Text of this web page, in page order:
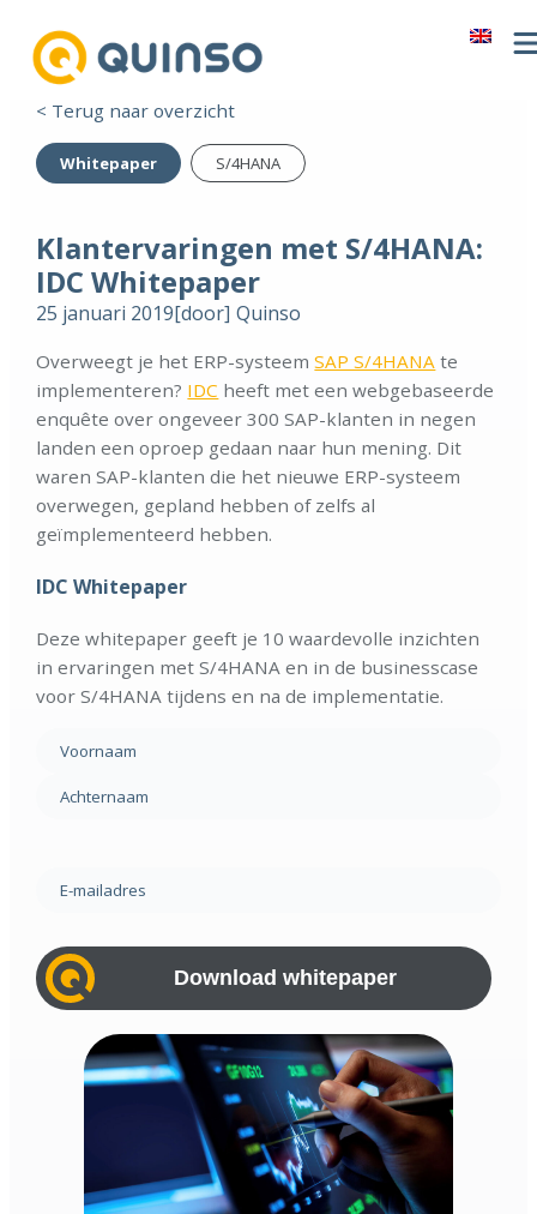
< Terug naar overzicht
Whitepaper S/4HANA
Klantervaringen met S/4HANA:
IDC Whitepaper
25 januari 2019[door] Quinso
Overweegt je het ERP-systeemSAP S/4HANA te
implementeren? IDC heeft met een webgebaseerde
enquête over ongeveer 300 SAP-klanten in negen
landen een oproep gedaan naar hun mening. Dit
waren SAP-klanten die het nieuwe ERP-systeem
overwegen, gepland hebben of zelfs al
geïmplementeerd hebben.
IDC Whitepaper
Deze whitepaper geeft je 10 waardevolle inzichten
in ervaringen met S/4HANA en in de businesscase
voor S/4HANA tijdens en na de implementatie.
Naam
Voornaam